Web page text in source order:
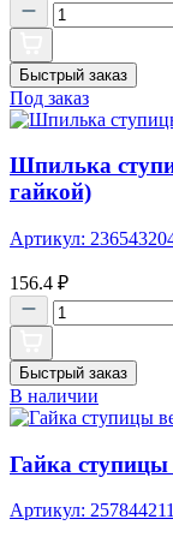
Быстрый заказ
Под заказ
Шпилька
гайкой)
Артикул:
156.4 ₽
Быстрый заказ
В наличии
Гайка ступицы
Артикул: